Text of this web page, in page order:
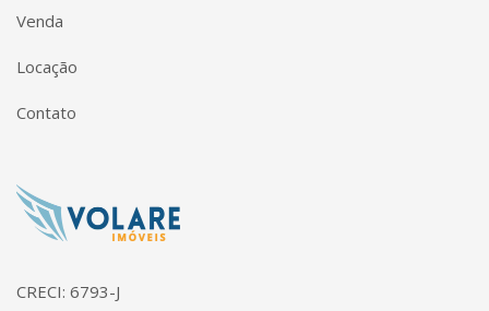
Venda
Locação
Contato
Página inicial
CRECI: 6793-J